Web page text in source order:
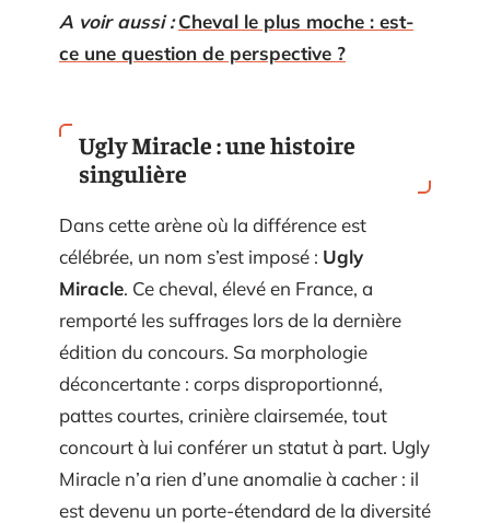
A voir aussi : Cheval le plus moche : est-
ce une question de perspective ?
Ugly Miracle : une histoire
singulière
Dans cette arène où la différence est
célébrée, un nom s’est imposé : Ugly
Miracle. Ce cheval, élevé en France, a
remporté les suffrages lors de la dernière
édition du concours. Sa morphologie
déconcertante : corps disproportionné,
pattes courtes, crinière clairsemée, tout
concourt à lui conférer un statut à part. Ugly
Miracle n’a rien d’une anomalie à cacher : il
est devenu un porte-étendard de la diversité